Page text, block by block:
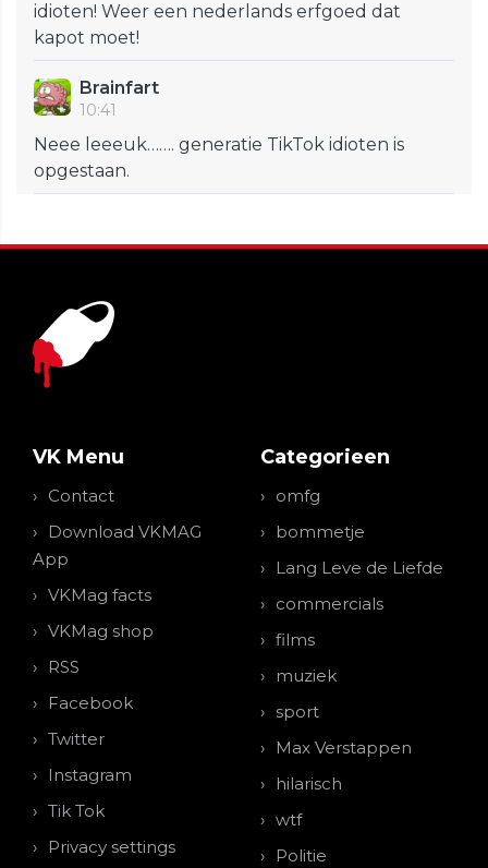
idioten! Weer een nederlands erfgoed dat
kapot moet!
Brainfart
10:41
Neee leeeuk……. generatie TikTok idioten is
opgestaan.
VK Menu
Contact
Download VKMAG
App
VKMag facts
VKMag shop
RSS
Facebook
Twitter
Instagram
Tik Tok
Privacy settings
Categorieen
omfg
bommetje
Lang Leve de Liefde
commercials
films
muziek
sport
Max Verstappen
hilarisch
wtf
Politie